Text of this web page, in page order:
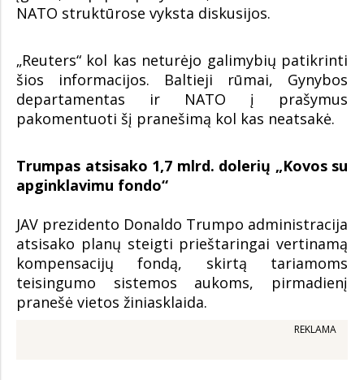
NATO struktūrose vyksta diskusijos.
„Reuters“ kol kas neturėjo galimybių patikrinti
šios informacijos. Baltieji rūmai, Gynybos
departamentas ir NATO į prašymus
pakomentuoti šį pranešimą kol kas neatsakė.
Trumpas atsisako 1,7 mlrd. dolerių „Kovos su
apginklavimu fondo“
JAV prezidento Donaldo Trumpo administracija
atsisako planų steigti prieštaringai vertinamą
kompensacijų fondą, skirtą tariamoms
teisingumo sistemos aukoms, pirmadienį
pranešė vietos žiniasklaida.
REKLAMA